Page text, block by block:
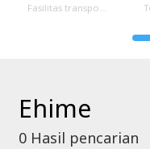
Fasilitas transportasi
Ehime
0 Hasil pencarian